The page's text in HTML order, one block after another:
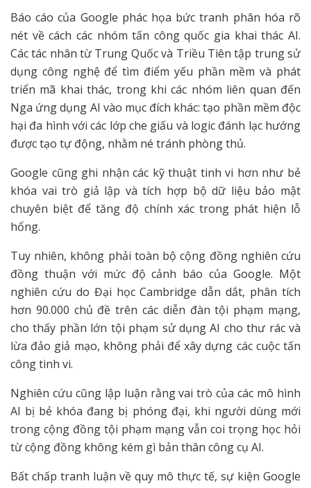
Báo cáo của Google phác họa bức tranh phân hóa rõ
nét về cách các nhóm tấn công quốc gia khai thác AI.
Các tác nhân từ Trung Quốc và Triều Tiên tập trung sử
dụng công nghệ để tìm điểm yếu phần mềm và phát
triển mã khai thác, trong khi các nhóm liên quan đến
Nga ứng dụng AI vào mục đích khác: tạo phần mềm độc
hại đa hình với các lớp che giấu và logic đánh lạc hướng
được tạo tự động, nhằm né tránh phòng thủ.
Google cũng ghi nhận các kỹ thuật tinh vi hơn như bẻ
khóa vai trò giả lập và tích hợp bộ dữ liệu bảo mật
chuyên biệt để tăng độ chính xác trong phát hiện lỗ
hổng.
Tuy nhiên, không phải toàn bộ cộng đồng nghiên cứu
đồng thuận với mức độ cảnh báo của Google. Một
nghiên cứu do Đại học Cambridge dẫn dắt, phân tích
hơn 90.000 chủ đề trên các diễn đàn tội phạm mạng,
cho thấy phần lớn tội phạm sử dụng AI cho thư rác và
lừa đảo giả mạo, không phải để xây dựng các cuộc tấn
công tinh vi.
Nghiên cứu cũng lập luận rằng vai trò của các mô hình
AI bị bẻ khóa đang bị phóng đại, khi người dùng mới
trong cộng đồng tội phạm mạng vẫn coi trọng học hỏi
từ cộng đồng không kém gì bản thân công cụ AI.
Bất chấp tranh luận về quy mô thực tế, sự kiện Google